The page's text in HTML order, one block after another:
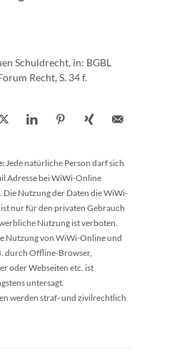
Schuldrecht, in: BGBL
Recht, S. 34 f.
Jede natürliche Person darf sich
Adresse bei WiWi-Online
Die Nutzung der Daten die WiWi-
nur für den privaten Gebrauch
Nutzung ist verboten.
Nutzung von WiWi-Online und
durch Offline-Browser,
oder Webseiten etc. ist
untersagt.
werden straf- und zivilrechtlich